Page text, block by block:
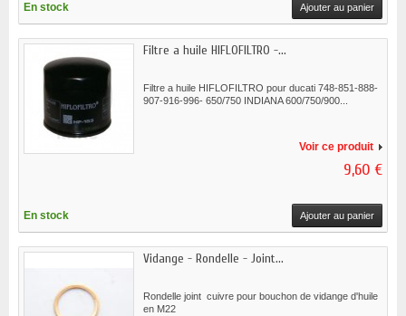
En stock Ajouter au panier
Filtre a huile HIFLOFILTRO -...
Filtre a huile HIFLOFILTRO pour ducati 748-851-888-
907-916-996- 650/750 INDIANA 600/750/900...
Voir ce produit
9,60 €
En stock Ajouter au panier
Vidange - Rondelle - Joint...
Rondelle joint cuivre pour bouchon de vidange d'huile
en M22